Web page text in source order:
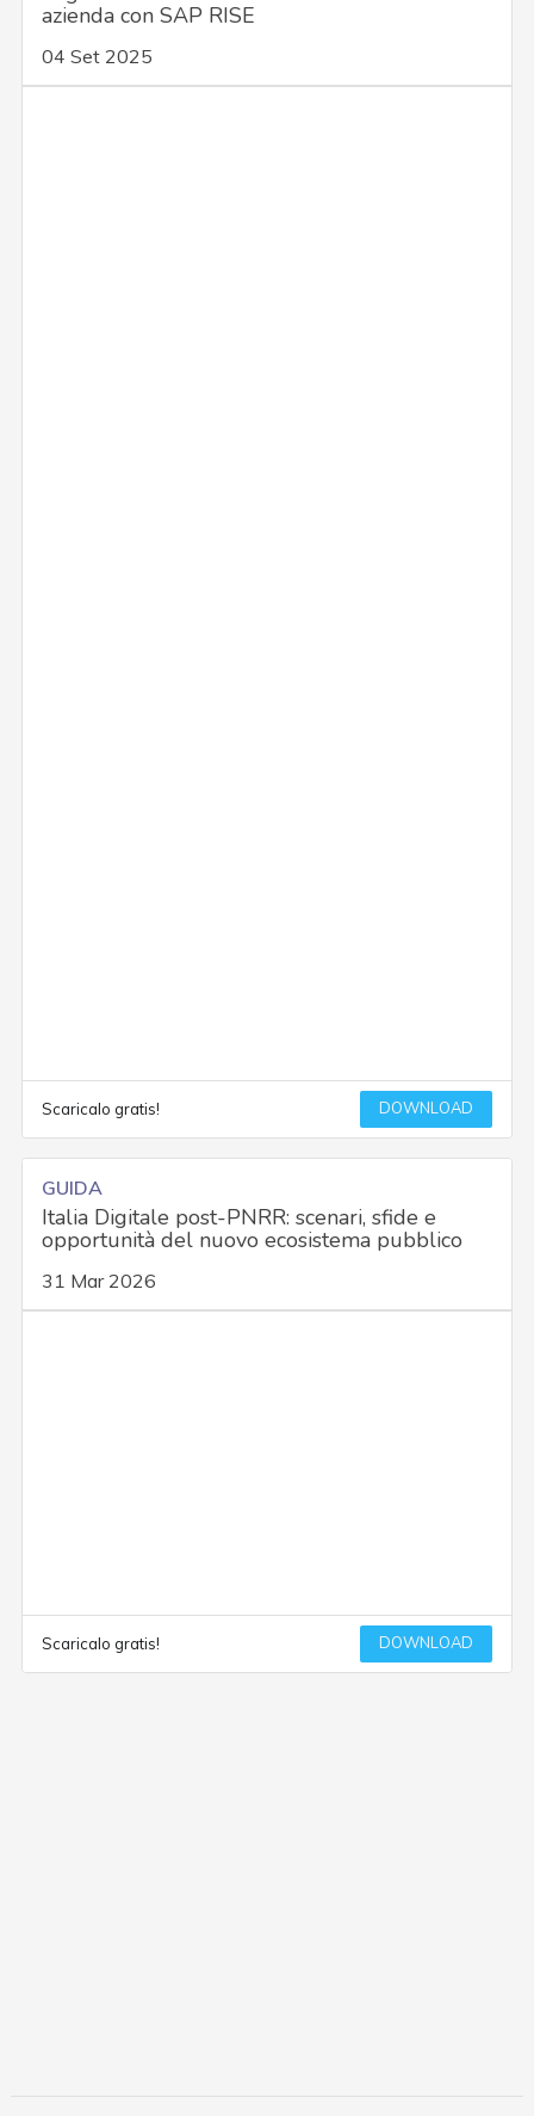
azienda con SAP RISE
04 Set 2025
Scaricalo gratis! DOWNLOAD
GUIDA
Italia Digitale post-PNRR: scenari, sfide e
opportunità del nuovo ecosistema pubblico
31 Mar 2026
Scaricalo gratis! DOWNLOAD